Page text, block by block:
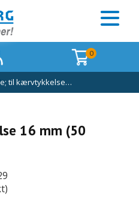
0
til kærvtykkelse…
16 mm (50